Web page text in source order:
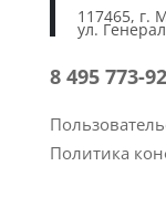
117465, г.
ул.
8 495 773-
Политика